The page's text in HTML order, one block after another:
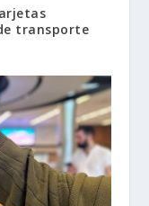
transporte